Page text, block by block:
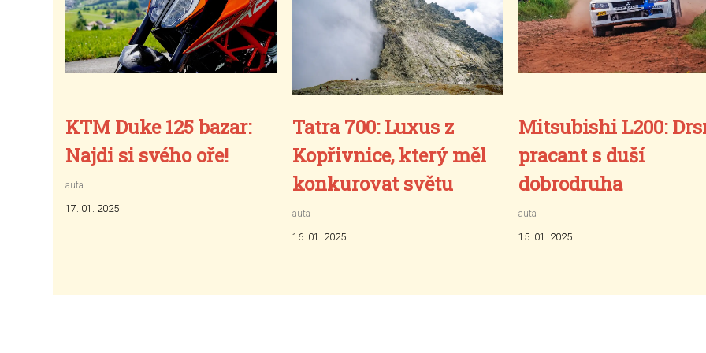
KTM Duke 125 bazar:
Najdi si svého oře!
auta
17. 01. 2025
Tatra 700: Luxus z
Kopřivnice, který měl
konkurovat světu
auta
16. 01. 2025
Mitsubishi L200:
pracant s duší
dobrodruha
auta
15. 01. 2025